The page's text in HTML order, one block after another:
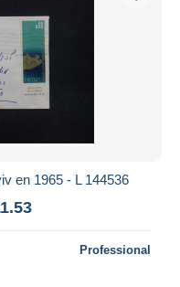
en 1965 - L 144536
Professional